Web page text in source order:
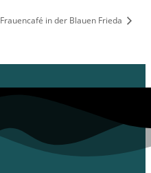
Frauencafé in der Blauen Frieda